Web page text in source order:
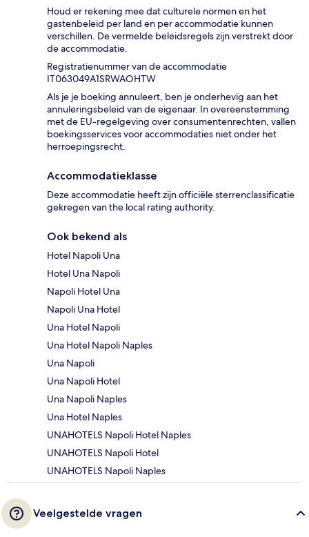
Houd er rekening mee dat culturele normen en het
gastenbeleid per land en per accommodatie kunnen
verschillen. De vermelde beleidsregels zijn verstrekt door
de accommodatie.
Registratienummer van de accommodatie
IT063049A1SRWAOHTW
Als je je boeking annuleert, ben je onderhevig aan het
annuleringsbeleid van de eigenaar. In overeenstemming
met de EU-regelgeving over consumentenrechten, vallen
boekingsservices voor accommodaties niet onder het
herroepingsrecht.
Accommodatieklasse
Deze accommodatie heeft zijn officiële sterrenclassificatie
gekregen van the local rating authority.
Ook bekend als
Hotel Napoli Una
Hotel Una Napoli
Napoli Hotel Una
Napoli Una Hotel
Una Hotel Napoli
Una Hotel Napoli Naples
Una Napoli
Una Napoli Hotel
Una Napoli Naples
Una Hotel Naples
UNAHOTELS Napoli Hotel Naples
UNAHOTELS Napoli Hotel
UNAHOTELS Napoli Naples
Veelgestelde vragen